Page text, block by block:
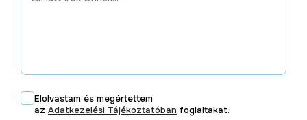
Elolvastam és megértettem
az Adatkezelési Tájékoztatóban foglaltakat.